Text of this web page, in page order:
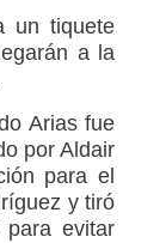
un tiquete
a la
Arias fue
por Aldair
para el
y tiró
para evitar